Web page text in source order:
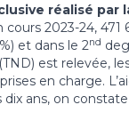
réalisé par
cours 2023-24,
et dans le 2nd
est relevée,
en charge.
dix ans, on